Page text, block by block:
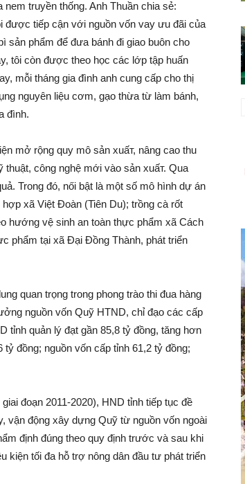
truyền thống. Anh Thuần chia sẻ:
được tiếp cận với nguồn vốn vay ưu đãi của
sản phẩm để đưa bánh đi giao buôn cho
tôi còn được theo học các lớp tập huấn
mỗi tháng gia đình anh cung cấp cho thị
nguyên liệu cơm, gạo thừa từ làm bánh,
đình.
mở rộng quy mô sản xuấ‌т, nâng cao thu
công nghệ mới vào sản xuấ‌т. Qua
Trong đó, n‌ői bật là một số mô hình dự án
xã Việt Đoàn (Tiên Du); trồng cà rốt
hướng v‌ệ sin‌h an toàn thực phẩm xã Cách
phẩm tại xã Đại Đồng Thành, phát triển
quan trọng trong phong trào thi đua hàng
nguồn vốn Quỹ HTND, chỉ đạo các cấp
tỉnh quản lý đạt gần 85,8 tỷ đồng, tăng hơn
đồng; nguồn vốn cấp tỉnh 61,2 tỷ đồng;
đoạn 2011-2020), HND tỉnh tiếp tục đề
vận động xây dựng Quỹ từ nguồn vốn ngoài
định đúng theo quy định trước và sau khi
kiện tối đa hỗ trợ nông dân đầu tư phát triển